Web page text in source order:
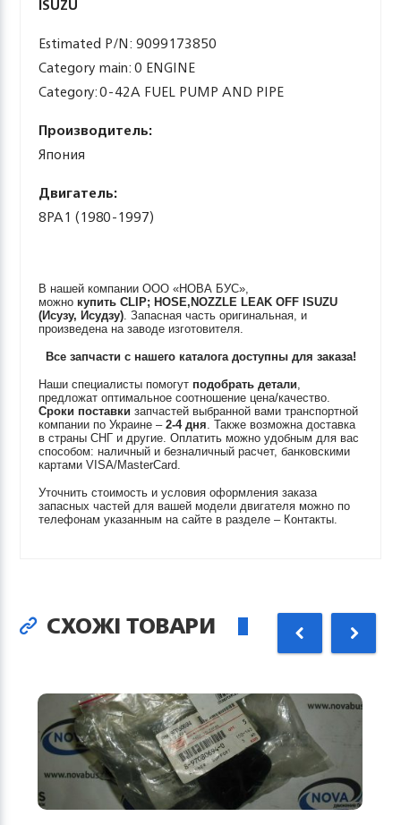
ISUZU
Estimated P/N: 9099173850
Category main: 0 ENGINE
Category: 0-42A FUEL PUMP AND PIPE
Производитель:
Япония
Двигатель:
8PA1 (1980-1997)
В нашей компании ООО «НОВА БУС»,
можно купитьCLIP; HOSE,NOZZLE LEAK OFF ISUZU
(Исузу, Исудзу). Запасная часть оригинальная, и
произведена на заводе изготовителя.
Все запчасти с нашего каталога доступны для заказа!
Наши специалисты помогут подобрать детали,
предложат оптимальное соотношение цена/качество.
Сроки поставки запчастей выбранной вами транспортной
компании по Украине –2-4 дня. Также возможна доставка
в страны СНГ и другие. Оплатить можно удобным для вас
способом: наличный и безналичный расчет, банковскими
картами VISA/MasterCard.
Уточнить стоимость и условия оформления заказа
запасных частей для вашей модели двигателя можно по
телефонам указанным на сайте в разделе – Контакты.
СХОЖІ ТОВАРИ